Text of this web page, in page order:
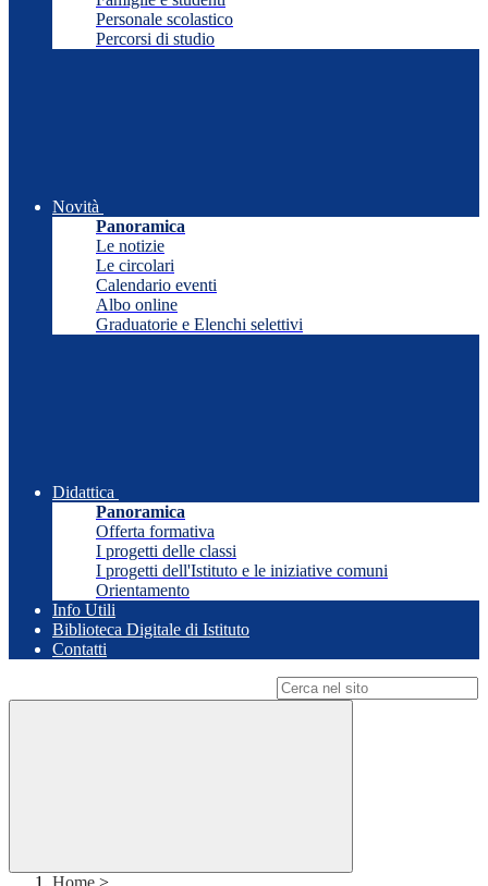
Personale scolastico
Percorsi di studio
Novità
Panoramica
Le notizie
Le circolari
Calendario eventi
Albo online
Graduatorie e Elenchi selettivi
Didattica
Panoramica
Offerta formativa
I progetti delle classi
I progetti dell'Istituto e le iniziative comuni
Orientamento
Info Utili
Biblioteca Digitale di Istituto
Contatti